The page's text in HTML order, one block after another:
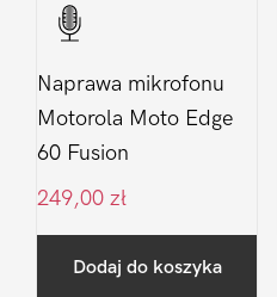
Naprawa mikrofonu
Motorola Moto Edge
60 Fusion
249,00 zł
Dodaj do koszyka